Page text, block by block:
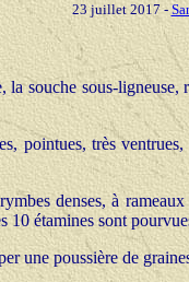
23 juillet 2017 -
souche sous-
pointues, très
denses, à
étamines sont
une poussière de